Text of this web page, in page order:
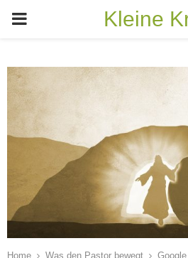
PRIMARY
Kleine
Home Was den Pastor bewegt